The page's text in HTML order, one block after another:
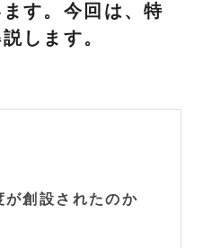
す。今回は、特
します。
が創設されたのか